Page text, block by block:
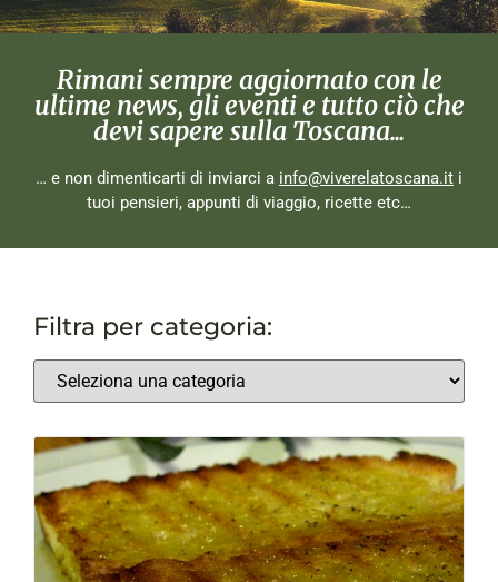
Rimani sempre aggiornato con le
ultime news, gli eventi e tutto ciò che
devi sapere sulla Toscana...
… e non dimenticarti di inviarci a info@viverelatoscana.it i
tuoi pensieri, appunti di viaggio, ricette etc…
Filtra per categoria: